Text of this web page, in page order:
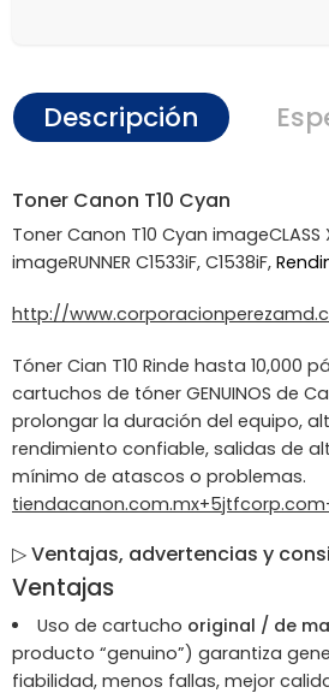
Descripción
Toner Canon T10 Cyan
Toner Canon T10 Cyan imageCLASS
imageRUNNER C1533iF, C1538iF,
http://
Tóner Cian T10 Rinde hasta 10,000
cartuchos de tóner GENUINOS de
prolongar la duración del equipo,
rendimiento confiable, salidas de
mínimo de atascos o problemas.
tiendacanon.com.mx+5jtfcorp.com
▷ Ventajas, advertencias y
Ventajas
Uso de cartucho original / de
producto “genuino”) garantiza
fiabilidad, menos fallas, mejor